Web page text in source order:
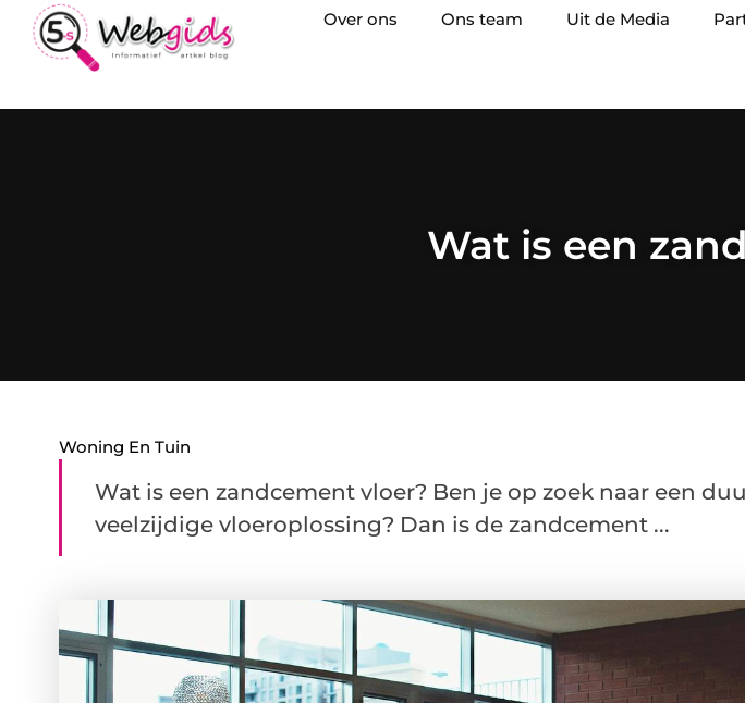
Over ons Ons team Uit de Media
Wat is een
Woning En Tuin
Wat is een zandcement vloer? Ben je op zoek naar een
veelzijdige vloeroplossing? Dan is de zandcement ...